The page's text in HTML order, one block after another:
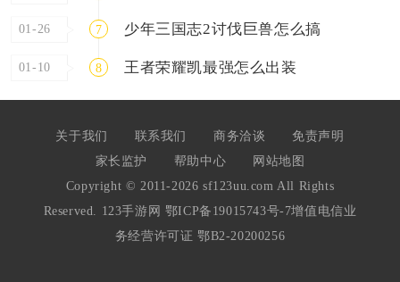
01-26 7 少年三国志2讨伐巨兽怎么搞
01-10 8 王者荣耀凯最强怎么出装
关于我们 联系我们 商务洽谈
免责声明
家长监护
帮助中心
网站地图
Copyright © 2011-2026 sf123uu.com All Rights
Reserved. 123手游网 鄂ICP备19015743号-7增值电信业
务经营许可证 鄂B2-20200256